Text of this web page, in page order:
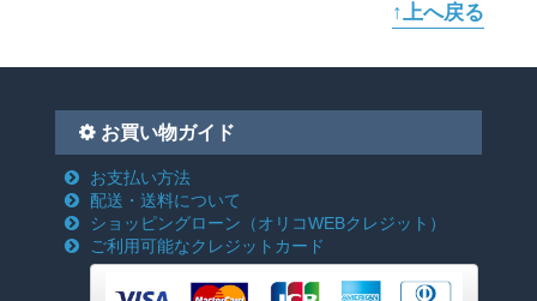
↑上へ戻る
お買い物ガイド
お支払い方法
配送・送料について
ショッピングローン （オリコWEBクレジット）
ご利用可能なクレジットカード